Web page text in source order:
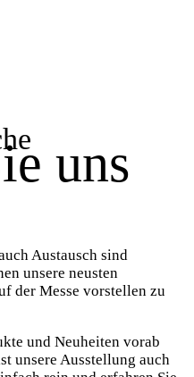
uns
Austausch sind
unsere neusten
der Messe vorstellen zu
und Neuheiten vorab
unsere Ausstellung auch